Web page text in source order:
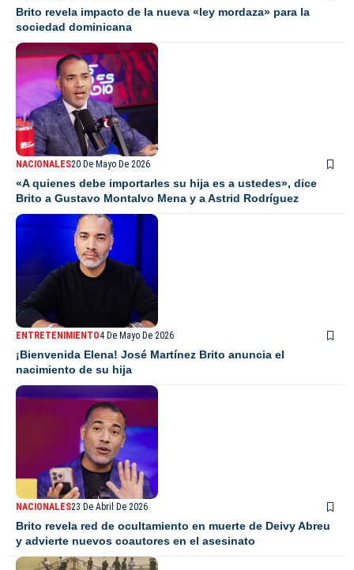
Brito revela impacto de la nueva «ley mordaza» para la
sociedad dominicana
NACIONALES20 De Mayo De 2026
«A quienes debe importarles su hija es a ustedes», dice
Brito a Gustavo Montalvo Mena y a Astrid Rodríguez
ENTRETENIMIENTO4 De Mayo De 2026
¡Bienvenida Elena! José Martínez Brito anuncia el
nacimiento de su hija
NACIONALES23 De Abril De 2026
Brito revela red de ocultamiento en muerte de Deivy Abreu
y advierte nuevos coautores en el asesinato